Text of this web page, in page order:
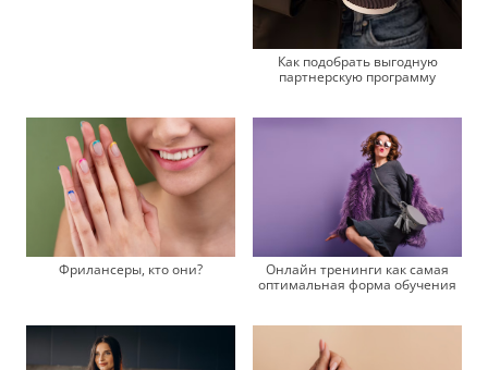
Как подобрать выгодную
партнерскую программу
Фрилансеры, кто они?
Онлайн тренинги как самая
оптимальная форма обучения